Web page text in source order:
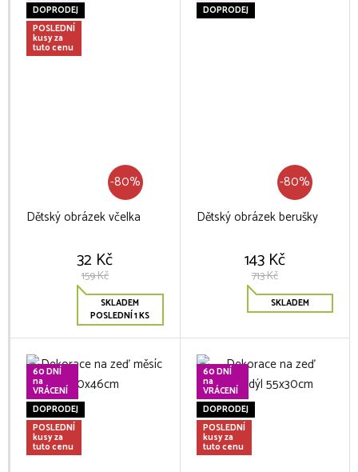
DOPRODEJ
POSLEDNÍ
kusy za
tuto cenu
-80%
Dětský obrázek včelka
32 Kč
159 Kč
SKLADEM
POSLEDNÍ 1 KS
DOPRODEJ
-80%
Dětský obrázek berušky
143 Kč
713 Kč
SKLADEM
60 DNÍ
na
VRÁCENÍ
DOPRODEJ
POSLEDNÍ
kusy za
tuto cenu
60 DNÍ
na
VRÁCENÍ
DOPRODEJ
POSLEDNÍ
kusy za
tuto cenu